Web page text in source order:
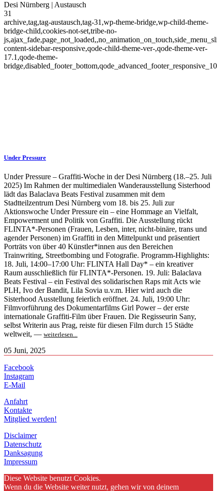
Desi Nürnberg | Austausch
31
archive,tag,tag-austausch,tag-31,wp-theme-bridge,wp-child-theme-
bridge-child,cookies-not-set,tribe-no-
content-sidebar-responsive,qode-child-theme-ver-,qode-theme-ver-
17.1,qode-theme-
Under Pressure
Under Pressure – Graffiti-Woche in der Desi Nürnberg (18.–25. Juli
2025) Im Rahmen der multimedialen Wanderausstellung Sisterhood
lädt das Balaclava Beats Festival zusammen mit dem
Stadtteilzentrum Desi Nürnberg vom 18. bis 25. Juli zur
Aktionswoche Under Pressure ein – eine Hommage an Vielfalt,
Empowerment und Politik von Graffiti. Die Ausstellung rückt
FLINTA*-Personen (Frauen, Lesben, inter, nicht-binäre, trans und
agender Personen) im Graffiti in den Mittelpunkt und präsentiert
Porträts von über 40 Künstler*innen aus den Bereichen
Trainwriting, Streetbombing und Fotografie. Programm-Highlights:
18. Juli, 14:00–17:00 Uhr: FLINTA Hall Day* – ein kreativer
Raum ausschließlich für FLINTA*-Personen. 19. Juli: Balaclava
Beats Festival – ein Festival des solidarischen Raps mit Acts wie
PLH, Ivo der Bandit, Lila Sovia u.v.m. Hier wird auch die
Sisterhood Ausstellung feierlich eröffnet. 24. Juli, 19:00 Uhr:
Filmvorführung des Dokumentarfilms Girl Power – der erste
internationale Graffiti-Film über Frauen. Die Regisseurin Sany,
selbst Writerin aus Prag, reiste für diesen Film durch 15 Städte
weltweit, — weiterlesen...
05 Juni, 2025
Facebook
Instagram
E-Mail
Anfahrt
Kontakte
Mitglied werden!
Disclaimer
Datenschutz
Danksagung
Impressum
Diese Website benutzt Cookies.
Wenn du die Website weiter nutzt, gehen wir von deinem